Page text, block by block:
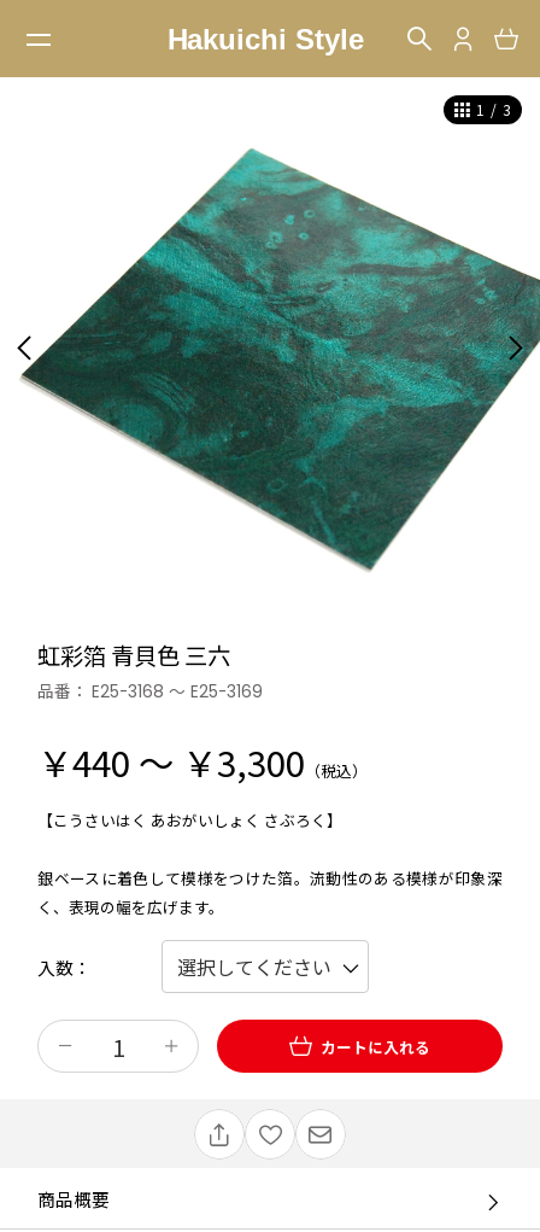
1 / 3
虹彩箔 青貝色 三六
品番：E25-3168 ～ E25-3169
￥440 ～ ￥3,300 （税込）
【こうさいはく あおがいしょく さぶろく】
銀ベースに着色して模様をつけた箔。流動性のある模様が印象深
く、表現の幅を広げます。
入数
カートに入れる
商品概要